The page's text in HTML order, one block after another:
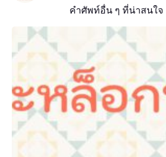
คำศัพท์อื่น ๆ ที่น่าสนใจ